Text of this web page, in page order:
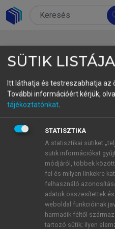
Újszülöttkori
SMA-
Newborn
Bartos
dr. jur., LL.M., egyéni
Szegedi
Jogtudományi
SÜTIK LISTÁJA
Itt láthatja és testreszabhatja
További információért kérjük,
tájékoztatónkat.
STATISZTIKA
A statisztikai sütiket
sütik információkat
módjáról, többek
fel és milyen linkekre
felhasználó
adatok összesítettek
weboldal funkcióinak
harmadik féltől
tartozó sütik; ilyen